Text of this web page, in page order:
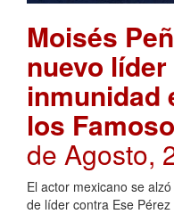
Moisés
nuevo
inmunidad
los
de Agosto,
El actor mexicano se
de líder contra Ese